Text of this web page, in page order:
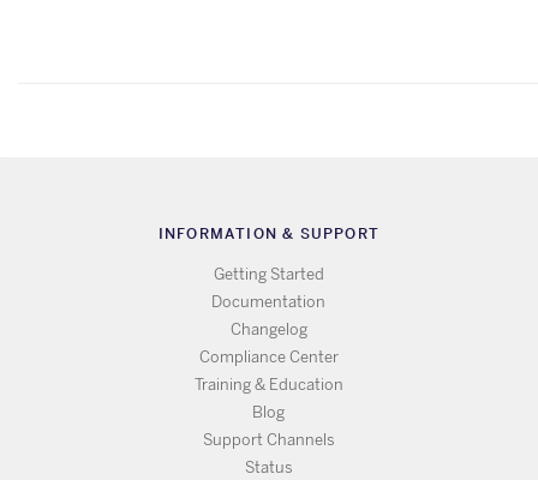
INFORMATION & SUPPORT
Getting Started
Documentation
Changelog
Compliance Center
Training & Education
Blog
Support Channels
Status